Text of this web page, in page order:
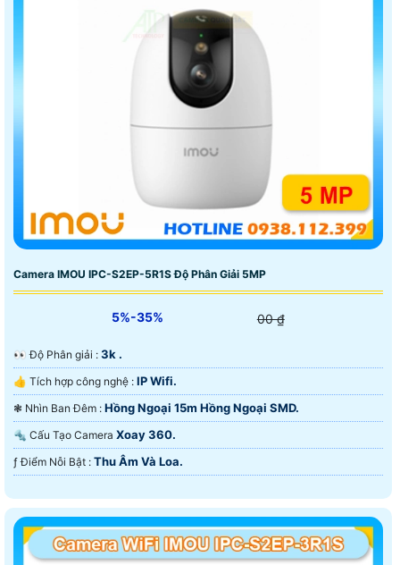
Camera IMOU IPC-S2EP-5R1S Độ Phân Giải 5MP
5%-35% 00 ₫
️👀 Độ Phân giải : 3k .
👍 Tích hợp công nghệ : IP Wifi.
❃ Nhìn Ban Đêm : Hồng Ngoại 15m Hồng Ngoại SMD.
🔩 Cấu Tạo Camera Xoay 360.
️ƒ Điểm Nỗi Bật : Thu Âm Và Loa.